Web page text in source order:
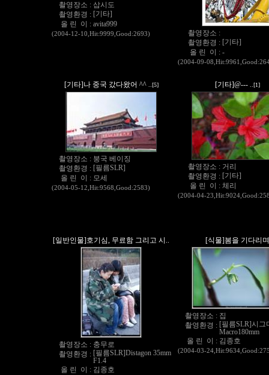
촬영장소 : 삽시도
촬영환경 : [기타]
올 린 이 : avita999
(2004-12-10,Hit:9999,Good:2693)
촬영장소 :
촬영환경 : [기타]
올 린 이 : -
(2004-09-
[기타]나 중국 갔다왔어 ^^ ..[5]
촬영장소 : 붕국 베이징
촬영환경 : [필름SLR]
올 린 이 : 모세
(2004-05-12,Hit:9568,Good:2583)
[기타]@--- ..[1]
촬영장소 : 거리
촬영환경 : [기타]
올 린 이 : 체리
(2004-04-
[일반인물]호기심, 무료함 그리고 시..
촬영장소 : 충무로
촬영환경 : [필름SLR]Distagon 35mm
F1.4
올 린 이 : 김종호
[식물]봄을 기다리며
촬영장소 : 집
촬영환경 : [필름SLR]시그
Macro180mm
올 린 이 : 김종호
(2004-03-